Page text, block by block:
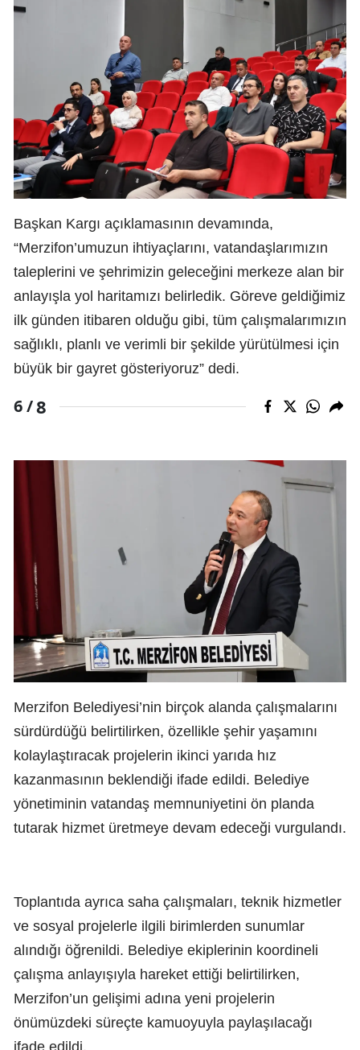
Başkan Kargı açıklamasının devamında,
“Merzifon’umuzun ihtiyaçlarını, vatandaşlarımızın
taleplerini ve şehrimizin geleceğini merkeze alan bir
anlayışla yol haritamızı belirledik. Göreve geldiğimiz
ilk günden itibaren olduğu gibi, tüm çalışmalarımızın
sağlıklı, planlı ve verimli bir şekilde yürütülmesi için
büyük bir gayret gösteriyoruz” dedi.
6 /8
Merzifon Belediyesi’nin birçok alanda çalışmalarını
sürdürdüğü belirtilirken, özellikle şehir yaşamını
kolaylaştıracak projelerin ikinci yarıda hız
kazanmasının beklendiği ifade edildi. Belediye
yönetiminin vatandaş memnuniyetini ön planda
tutarak hizmet üretmeye devam edeceği vurgulandı.
Toplantıda ayrıca saha çalışmaları, teknik hizmetler
ve sosyal projelerle ilgili birimlerden sunumlar
alındığı öğrenildi. Belediye ekiplerinin koordineli
çalışma anlayışıyla hareket ettiği belirtilirken,
Merzifon’un gelişimi adına yeni projelerin
önümüzdeki süreçte kamuoyuyla paylaşılacağı
ifade edildi.